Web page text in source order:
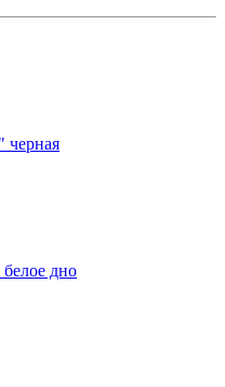
черная
дно